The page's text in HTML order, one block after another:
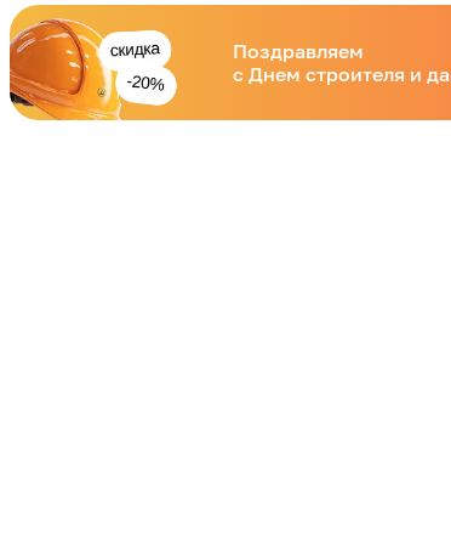
Поздравляем
с Днем строителя и